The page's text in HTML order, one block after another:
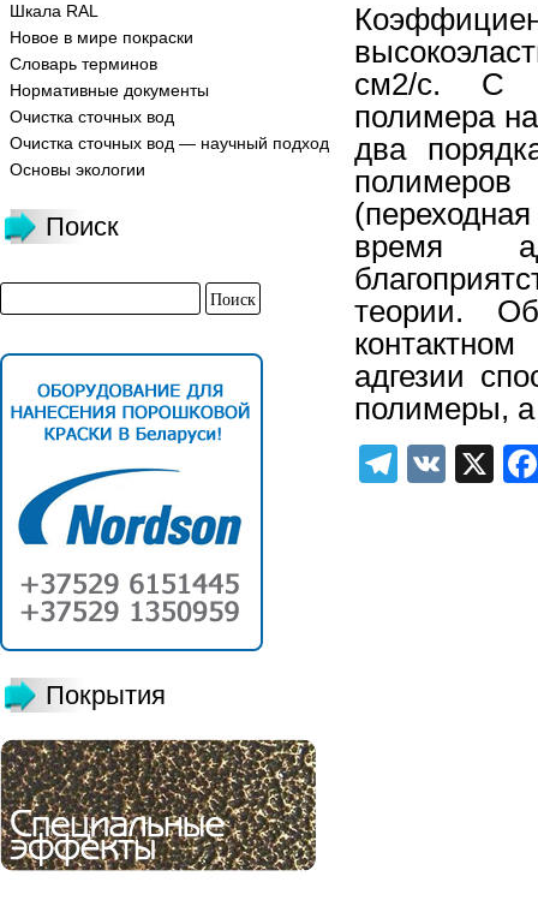
Шкала RAL
Новое в мире покраски
Словарь терминов
Нормативные документы
Очистка сточных вод
Очистка сточных вод — научный подход
Основы экологии
Поиск
Покрытия
см2/с. С
полимера
два
время
теории.
адгезии
полимеры, а
VK X